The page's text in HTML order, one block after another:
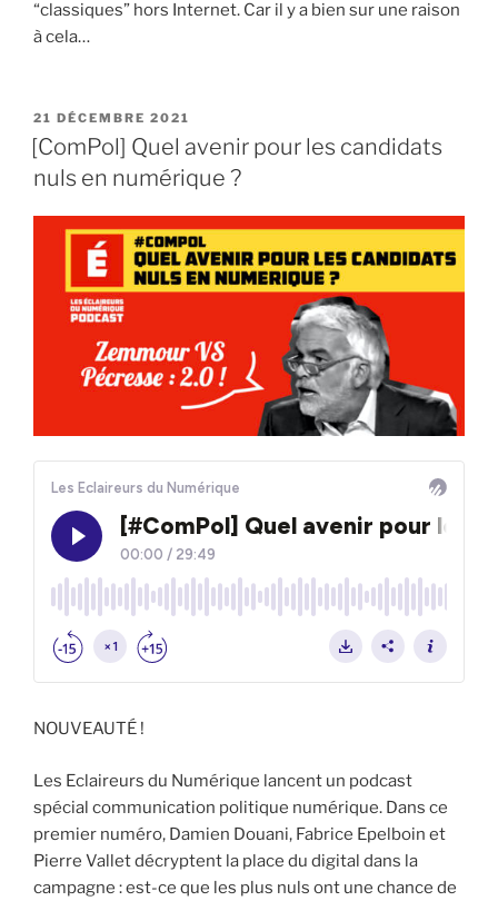
“classiques” hors Internet. Car il y a bien sur une raison
à cela…
PUBLIÉ
LE
21 DÉCEMBRE 2021
[ComPol] Quel avenir pour les candidats
nuls en numérique ?
NOUVEAUTÉ !
Les Eclaireurs du Numérique lancent un podcast
spécial communication politique numérique. Dans ce
premier numéro, Damien Douani, Fabrice Epelboin et
Pierre Vallet décryptent la place du digital dans la
campagne : est-ce que les plus nuls ont une chance de